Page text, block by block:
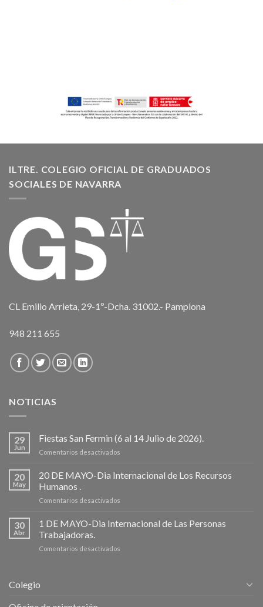
ILTRE. COLEGIO OFICIAL DE GRADUADOS
SOCIALES DE NAVARRA
CL Emilio Arrieta, 29-1º-Dcha. 31002.- Pamplona
948 211 655
NOTICIAS
29
Jun
Fiestas San Fermin (6 al 14 Julio de 2026).
Comentarios desactivados
San
Fermin
Julio
20
May
20 DE MAYO-Dia Internacional de Los Recursos
Humanos .
Comentarios desactivados
MAYO-
30
Abr
1 DE MAYO-Dia Internacional de Las Personas
Trabajadoras.
Comentarios desactivados
Colegio